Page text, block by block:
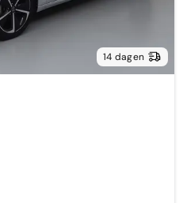
14 dagen